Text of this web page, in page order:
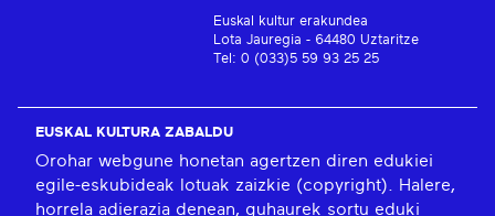
Euskal kultur erakundea
Lota Jauregia - 64480 Uztaritze
Tel: 0 (033)5 59 93 25 25
EUSKAL KULTURA ZABALDU
Orohar webgune honetan agertzen diren edukiei
egile-eskubideak lotuak zaizkie (copyright). Halere,
horrela adierazia denean, guhaurek sortu eduki